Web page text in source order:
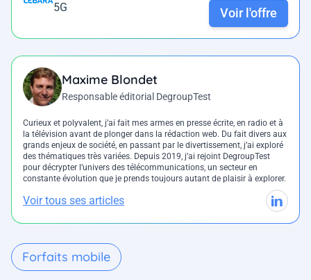
5G
Voir l'offre
Maxime Blondet
Responsable éditorial DegroupTest
Curieux et polyvalent, j’ai fait mes armes en presse écrite, en radio et à
la télévision avant de plonger dans la rédaction web. Du fait divers aux
grands enjeux de société, en passant par le divertissement, j’ai exploré
des thématiques très variées. Depuis 2019, j’ai rejoint DegroupTest
pour décrypter l’univers des télécommunications, un secteur en
constante évolution que je prends toujours autant de plaisir à explorer.
Voir tous ses articles
Forfaits mobile